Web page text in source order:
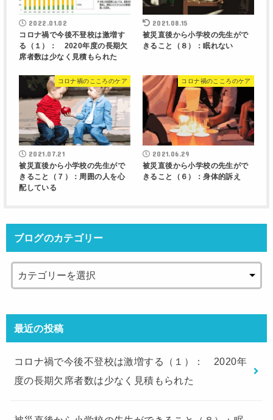
2022.01.02
コロナ禍で今後不登校は激増す
る（１）： 2020年度の長期欠
席者数は少なく見積もられた
2021.08.15
被災直後から小学校の先生がで
きること（８）：眠れない
コロナ禍のこころのケア
2021.07.21
被災直後から小学校の先生がで
きること（７）：周囲の人を心
配している
コロナ禍のこころのケア
2021.06.29
被災直後から小学校の先生がで
きること（６）：身体的訴え
ブログのカテゴリー
最近の投稿
コロナ禍で今後不登校は激増する（１）： 2020年
度の長期欠席者数は少なく見積もられた